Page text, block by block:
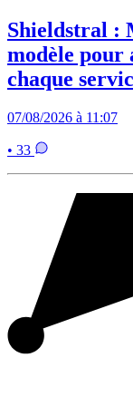
Shieldstral :
modèle pour
chaque
07/08/2026 à 11:07
• 33